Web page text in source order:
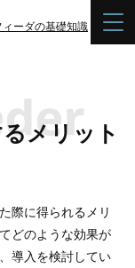
ーダの基礎知識 パー
メリット
際に得られるメリ
どのような効果が
導入を検討してい